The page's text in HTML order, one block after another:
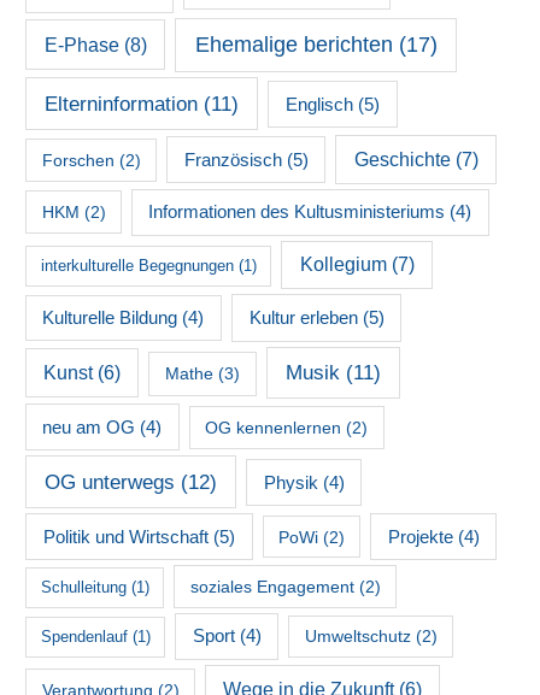
E-Phase(8) Ehemalige berichten (17)
Elterninformation (11) Englisch(5)
Forschen (2) Französisch(5) Geschichte(7)
HKM (2) Informationen des Kultusministeriums (4)
interkulturelle Begegnungen(1) Kollegium(7)
Kulturelle Bildung (4) Kultur erleben(5)
Kunst(6) Mathe (3) Musik (11)
neu am OG (4) OG kennenlernen (2)
OG unterwegs (12) Physik (4)
Politik und Wirtschaft(5) PoWi(2) Projekte(4)
Schulleitung(1) soziales Engagement(2)
Spendenlauf(1) Sport(4) Umweltschutz(2)
Verantwortung (2) Wege in die Zukunft(6)